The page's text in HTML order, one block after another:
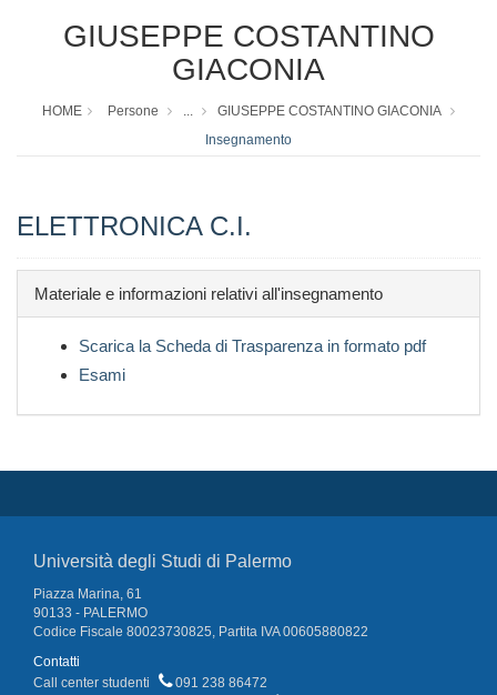
GIUSEPPE COSTANTINO
GIACONIA
HOME Persone ...
GIUSEPPE COSTANTINO GIACONIA
Insegnamento
ELETTRONICA C.I.
Materiale e informazioni relativi all'insegnamento
Scarica la Scheda di Trasparenza in formato pdf
Esami
Università degli Studi di Palermo
Piazza Marina, 61
90133 - PALERMO
Codice Fiscale 80023730825, Partita IVA 00605880822
Contatti
Call center studenti
091 238 86472